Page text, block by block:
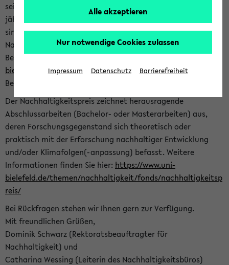
seit 2023 verleiht das Rektorat der Universität Bielefeld
jährlich den Nachhaltigkeitspreis für Abschlussarbeiten. Sie
sind herzlich eingeladen sich mit Ihrer Abschlussarbeit beim
Nachhaltigkeitsbüro zu bewerben. Bitte nutzen Sie für Ihre
Bewerbung dieses Formular<https://formulare.uni-
bielefeld.de/frontend-server/form/provide/913/>. Die
Bewerbungsfrist endet am 30.09.2026.
Der Nachhaltigkeitspreis zeichnet herausragende
Abschlussarbeiten (Bachelor- oder Masterarbeiten) aus,
deren Forschungsgegenstand sich theoretisch oder
praktisch mit der Erforschung nachhaltiger Entwicklung
und/oder Klimafolgen(-anpassung) befasst. Weitere
Informationen finden Sie hier: https://www.uni-
bielefeld.de/themen/nachhaltigkeit/fonds/nachhaltigkeitsp
reis/
Bei Rückfragen stehen wir Ihnen gern zur Verfügung.
Mit freundlichen Grüßen,
Dominik Schwarz (Rektoratsbeauftragter für
Nachhaltigkeit) und
Catharina Wessing (Leiterin des Nachhaltigkeitsbüros)
Alle akzeptieren
Nur notwendige Cookies zulassen
Impressum Datenschutz Barrierefreiheit